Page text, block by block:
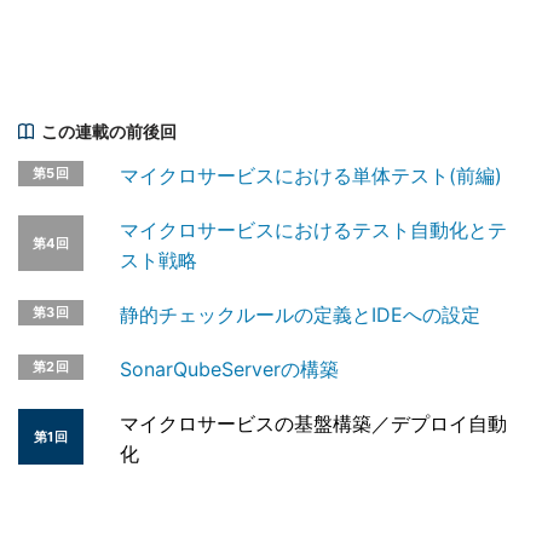
この連載の前後回
第5回 マイクロサービスにおける単体テスト(前編)
第4回
マイクロサービスにおけるテスト自動化とテ
スト戦略
第3回 静的チェックルールの定義とIDEへの設定
第2回 SonarQubeServerの構築
第1回
マイクロサービスの基盤構築／デプロイ自動
化